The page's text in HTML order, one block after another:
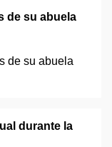
de su abuela
durante la